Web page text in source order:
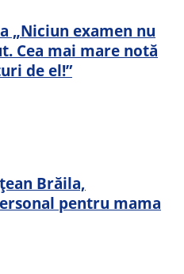
„Niciun examen nu
Cea mai mare notă
de el!”
Brăila,
pentru mama